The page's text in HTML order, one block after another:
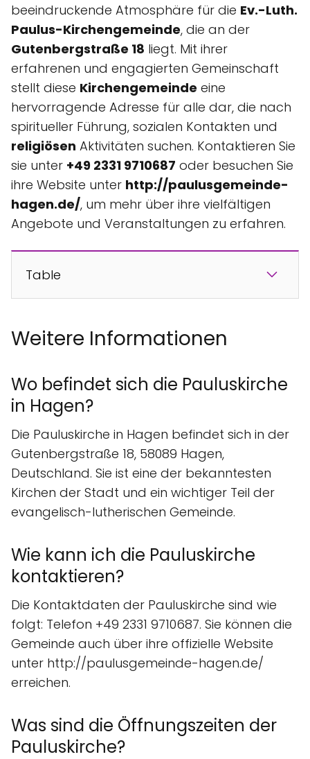
beeindruckende Atmosphäre für die Ev.-Luth.
Paulus-Kirchengemeinde, die an der
Gutenbergstraße 18 liegt. Mit ihrer
erfahrenen und engagierten Gemeinschaft
stellt diese Kirchengemeinde eine
hervorragende Adresse für alle dar, die nach
spiritueller Führung, sozialen Kontakten und
religiösen Aktivitäten suchen. Kontaktieren Sie
sie unter +49 2331 9710687 oder besuchen Sie
ihre Website unter http://paulusgemeinde-
hagen.de/, um mehr über ihre vielfältigen
Angebote und Veranstaltungen zu erfahren.
Table
Weitere Informationen
Wo befindet sich die Pauluskirche
in Hagen?
Die Pauluskirche in Hagen befindet sich in der
Gutenbergstraße 18, 58089 Hagen,
Deutschland. Sie ist eine der bekanntesten
Kirchen der Stadt und ein wichtiger Teil der
evangelisch-lutherischen Gemeinde.
Wie kann ich die Pauluskirche
kontaktieren?
Die Kontaktdaten der Pauluskirche sind wie
folgt: Telefon +49 2331 9710687. Sie können die
Gemeinde auch über ihre offizielle Website
unter http://paulusgemeinde-hagen.de/
erreichen.
Was sind die Öffnungszeiten der
Pauluskirche?